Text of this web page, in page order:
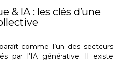
& IA : les clés d’une
comme l’un des secteurs
par l’IA générative. Il existe